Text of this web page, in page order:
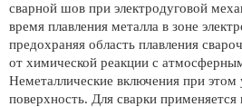
сварной шов при электродуговой
время плавления металла в зоне
предохраняя область плавления
от химической реакции с
Неметаллические включения при этом
поверхность. Для сварки применяется